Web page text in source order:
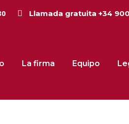
Llamada gratuita +34
La firma Equipo